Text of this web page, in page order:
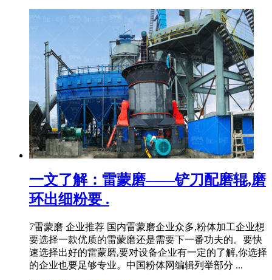
一文了解：雷蒙磨——铲刀配磨辊,磨
环出细粉要 .
7雷蒙磨 企业推荐 国内雷蒙磨企业众多,粉体加工企业想
要选择一款优质的雷蒙磨还是需要下一番功夫的。要快
速选择出好的雷蒙磨,要对设备企业有一定的了解,你选择
的企业也要足够专业。中国粉体网编辑列举部分 ...